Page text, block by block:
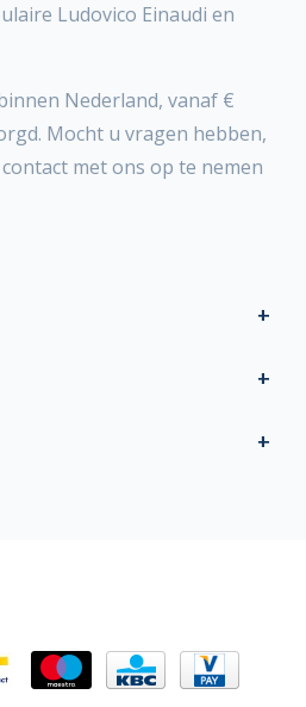
Ludovico Einaudi en
Nederland, vanaf €
Mocht u vragen hebben,
met ons op te nemen